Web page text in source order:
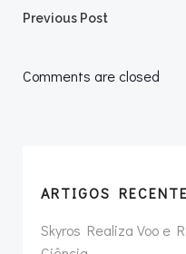
Previous Post
Comments are closed
ARTIGOS
Skyros Realiza Voo e